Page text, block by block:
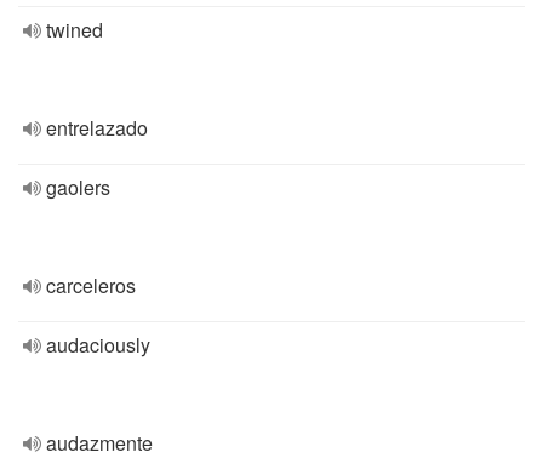
twined
entrelazado
gaolers
carceleros
audaciously
audazmente